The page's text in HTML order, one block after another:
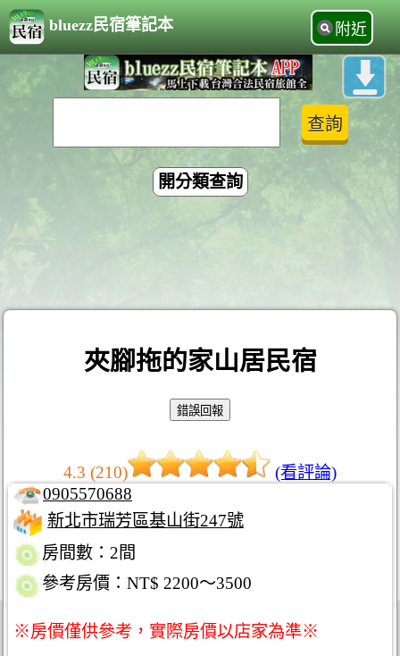
bluezz民宿筆記本 附近
開分類查詢
夾腳拖的家山居民宿
4.3 (210)
(看評論)
0905570688
新北市瑞芳區基山街247號
房間數：2間
參考房價：NT$ 2200～3500
※房價僅供參考，實際房價以店家為準※